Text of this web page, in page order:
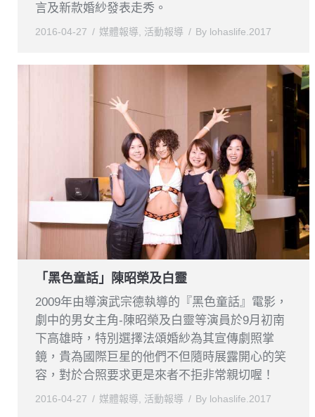
言及新款婚紗發表走秀。
2016-04-27 媒體報導 活動報導 By lohaslife.2017
「黑色童話」陳昭榮及白靈
2009年由導演武宗德執導的『黑色童話』電影，
劇中的男女主角-陳昭榮及白靈等演員於9月初南
下高雄時，特別選擇法頌婚紗為其宣傳劇照掌
鏡，貴為國際巨星的他們不但隨時展露開心的笑
容，對於合照要求更是來者不拒非常親切喔！
2016-04-27 媒體報導 活動報導 By lohaslife.2017